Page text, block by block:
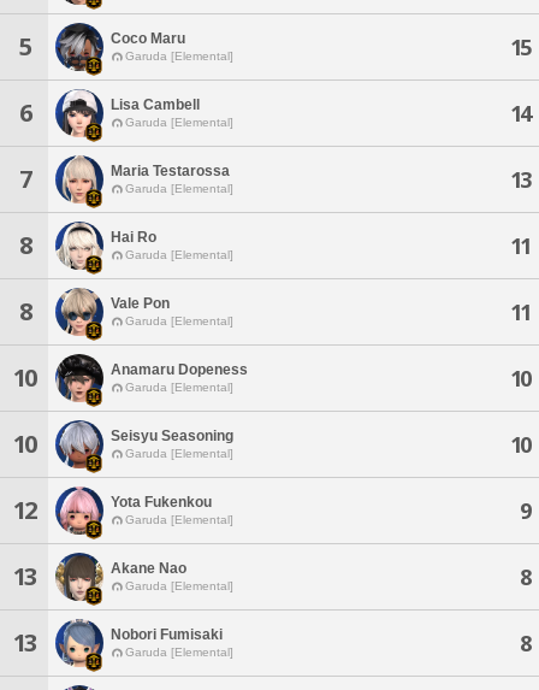
5 Coco Maru
Garuda [Elemental] 15
6 Lisa Cambell
Garuda [Elemental] 14
7 Maria Testarossa
Garuda [Elemental] 13
8 Hai Ro
Garuda [Elemental] 11
8 Vale Pon
Garuda [Elemental] 11
10 Anamaru Dopeness
Garuda [Elemental] 10
10 Seisyu Seasoning
Garuda [Elemental] 10
12 Yota Fukenkou
Garuda [Elemental] 9
13 Akane Nao
Garuda [Elemental] 8
13 Nobori Fumisaki
Garuda [Elemental] 8